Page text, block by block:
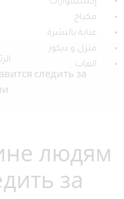
إكسسوارات
مكياج
عناية بالبشرة
منزل و ديكور
العاب
следить за
людям
за